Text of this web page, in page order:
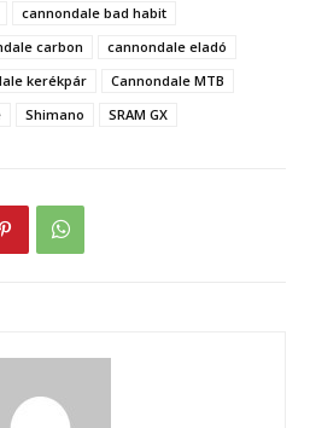
cannondale bad habit
carbon
cannondale eladó
kerékpár
Cannondale MTB
Shimano SRAM GX